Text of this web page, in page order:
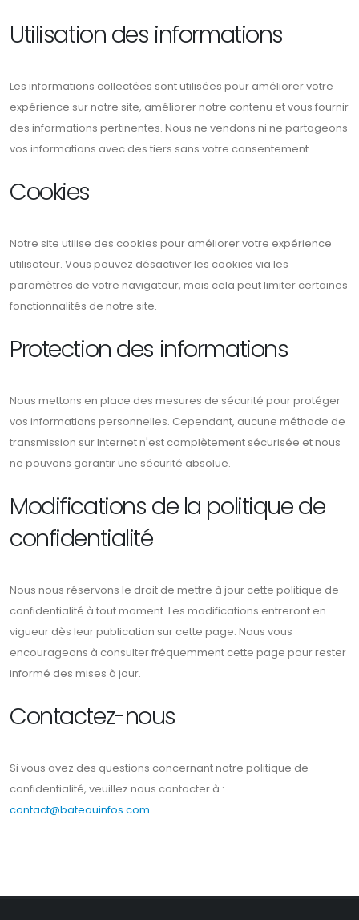
Utilisation des informations
Les informations collectées sont utilisées pour améliorer votre
expérience sur notre site, améliorer notre contenu et vous fournir
des informations pertinentes. Nous ne vendons ni ne partageons
vos informations avec des tiers sans votre consentement.
Cookies
Notre site utilise des cookies pour améliorer votre expérience
utilisateur. Vous pouvez désactiver les cookies via les
paramètres de votre navigateur, mais cela peut limiter certaines
fonctionnalités de notre site.
Protection des informations
Nous mettons en place des mesures de sécurité pour protéger
vos informations personnelles. Cependant, aucune méthode de
transmission sur Internet n'est complètement sécurisée et nous
ne pouvons garantir une sécurité absolue.
Modifications de la politique de
confidentialité
Nous nous réservons le droit de mettre à jour cette politique de
confidentialité à tout moment. Les modifications entreront en
vigueur dès leur publication sur cette page. Nous vous
encourageons à consulter fréquemment cette page pour rester
informé des mises à jour.
Contactez-nous
Si vous avez des questions concernant notre politique de
confidentialité, veuillez nous contacter à :
contact@bateauinfos.com.